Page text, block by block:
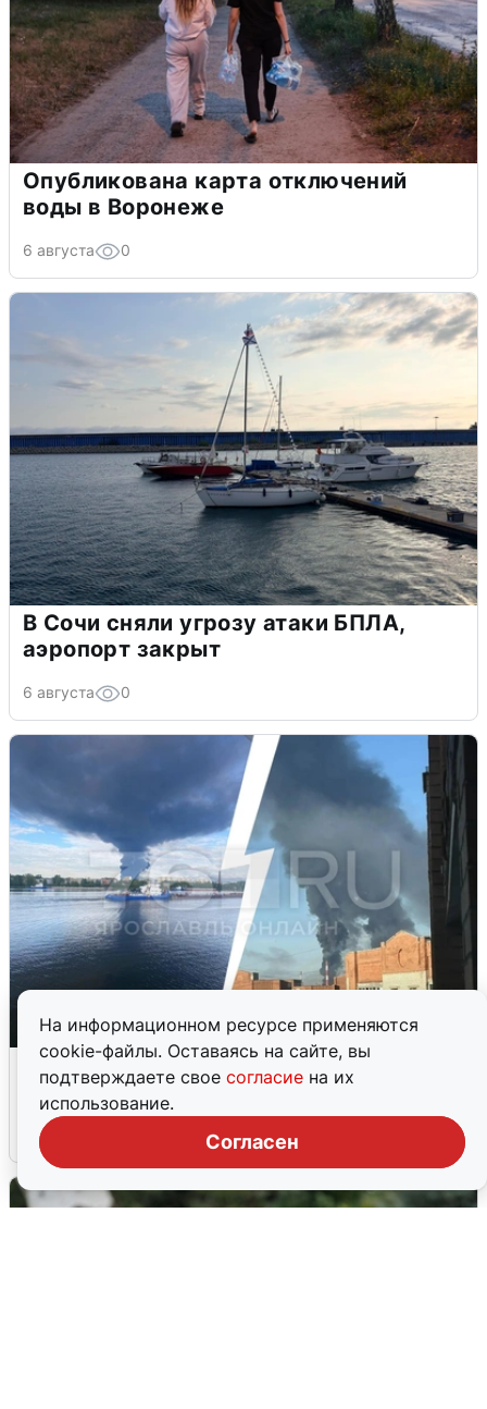
На информационном ресурсе применяются
cookie-файлы. Оставаясь на сайте, вы
подтверждаете свое согласие на их
использование.
Согласен
Опубликована карта отключений
воды в Воронеже
6 августа 0
В Сочи сняли угрозу атаки БПЛА,
аэропорт закрыт
6 августа 0
Ночная атака БПЛА на Ярославль:
попадания и последствия
6 августа